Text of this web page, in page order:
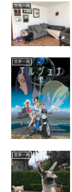
世界一周
世界一周
世界一周